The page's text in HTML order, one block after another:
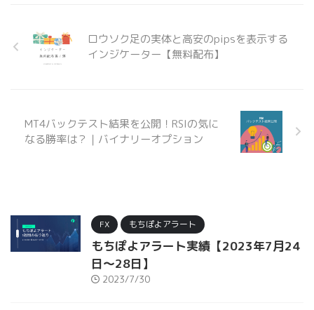
ロウソク足の実体と高安のpipsを表示する
インジケーター【無料配布】
MT4バックテスト結果を公開！RSIの気に
なる勝率は？｜バイナリーオプション
FX もちぽよアラート
もちぽよアラート実績【2023年7月24
日～28日】
2023/7/30